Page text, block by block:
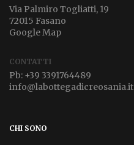
Via Palmiro Togliatti, 19
72015 Fasano
Google Map
CONTATTI
Pb: +39 3391764489
info@labottegadicreosania.it
CHI SONO